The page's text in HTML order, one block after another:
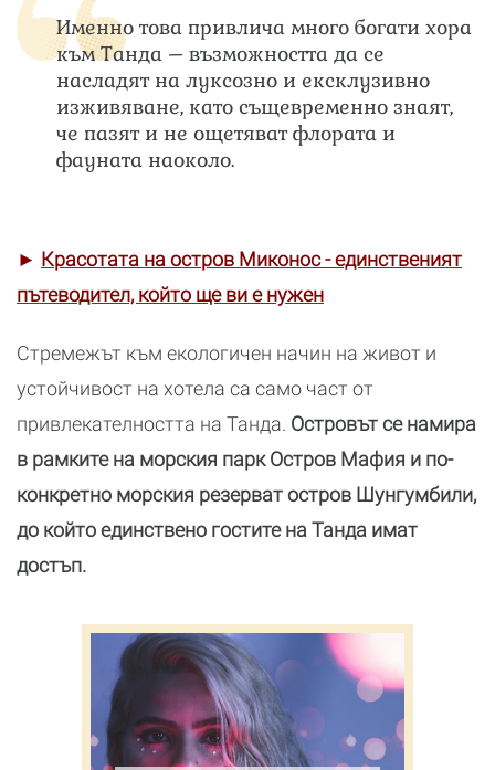
Именно това привлича много богати хора
към Танда – възможността да се
насладят на луксозно и ексклузивно
изживяване, като същевременно знаят,
че пазят и не ощетяват флората и
фауната наоколо.
► Красотата на остров Миконос - единственият
пътеводител, който ще ви е нужен
Стремежът към екологичен начин на живот и
устойчивост на хотела са само част от
привлекателността на Танда. Островът се намира
в рамките на морския парк Остров Мафия и по-
конкретно морския резерват остров Шунгумбили,
до който единствено гостите на Танда имат
достъп.